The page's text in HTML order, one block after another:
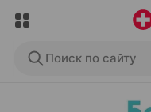
Поиск по сайту